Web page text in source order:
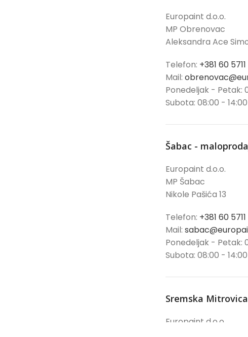
Europaint d.o.o.
MP Obrenovac
Aleksandra Ace
Telefon: +381 60
Mail:
Ponedeljak - Petak:
Subota: 08:00 - 14:00
Šabac -
Europaint d.o.o.
MP Šabac
Nikole Pašića 13
Telefon: +381 60
Mail:
Ponedeljak - Petak:
Subota: 08:00 - 14:00
Sremska
Europaint d.o.o.